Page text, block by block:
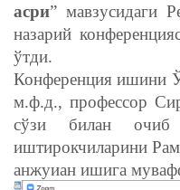
асри” мавзусидаги
назарий
ўтди.
Конференция ишини
м.ф.д., профессор
сўзи билан очиб
иштирокчиларини
анжуиан ишига